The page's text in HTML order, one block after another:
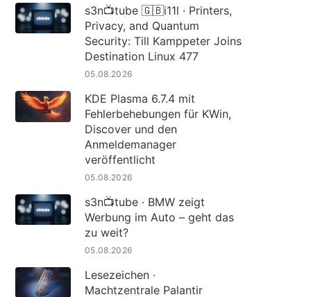
s3n📺tube 🇬🇧i11l · Printers,
Privacy, and Quantum
Security: Till Kamppeter Joins
Destination Linux 477
05.08.2026
KDE Plasma 6.7.4 mit
Fehlerbehebungen für KWin,
Discover und den
Anmeldemanager
veröffentlicht
05.08.2026
s3n📺tube · BMW zeigt
Werbung im Auto – geht das
zu weit?
05.08.2026
Lesezeichen ·
Machtzentrale Palantir